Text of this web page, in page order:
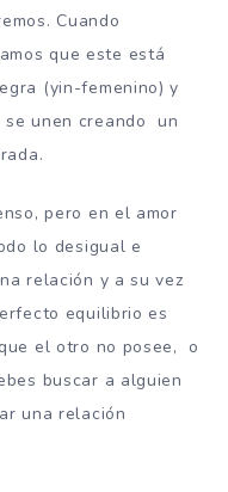
Cuando
que este está
(yin-femenino) y
unen creando un
pero en el amor
lo desigual e
relación y a su vez
equilibrio es
el otro no posee, o
buscar a alguien
una relación